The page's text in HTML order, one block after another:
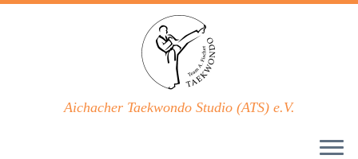
Aichacher Taekwondo Studio (ATS) e.V.